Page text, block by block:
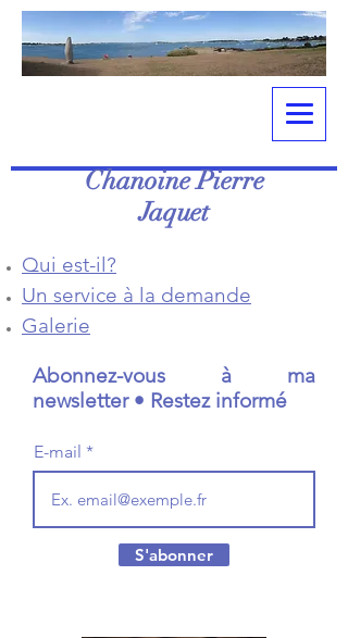
Chanoine Pierre
Jaquet
Qui est-il?
Un service à la demande
Galerie
Abonnez-vous à ma
newsletter • Restez informé
E-mail
S'abonner